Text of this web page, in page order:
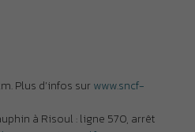
de vacances ***. Plus d’infos
pour les familles. Plus d’infos
adaptés aux personnes à